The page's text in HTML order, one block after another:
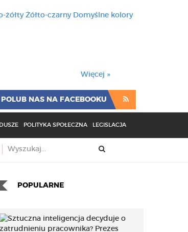
żółty Żółto-czarny Domyślne kolory
Więcej »
POLUB NAS NA FACEBOOKU
POLITYKA SPOŁECZNA LEGISLACJA
POPULARNE